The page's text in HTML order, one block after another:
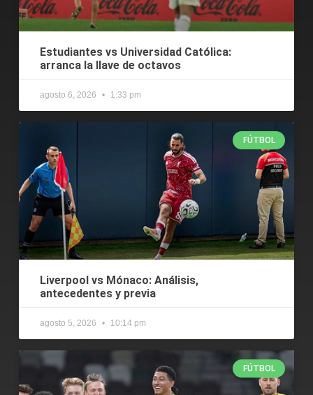
Estudiantes vs Universidad Católica:
arranca la llave de octavos
agosto 6, 2026 1:33 pm
FÚTBOL
Liverpool vs Mónaco: Análisis,
antecedentes y previa
agosto 5, 2026 10:14 pm
FÚTBOL